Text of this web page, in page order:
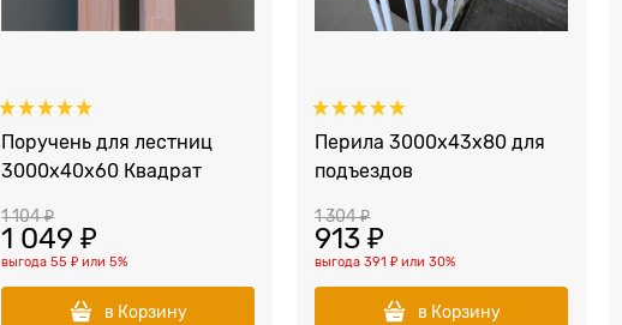
Поручень для лестниц
3000х40х60 Квадрат
1 104 ₽
1 049 ₽
выгода55 ₽ или5%
в Корзину
Перила 3000х43х80 для
подъездов
1 304 ₽
913 ₽
выгода391 ₽ или30%
в Корзину